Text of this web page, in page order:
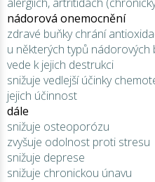
nádorová onemocnění
zdravé buňky chrání
u některých typů nádorových
vede k jejich destrukci
snižuje vedlejší účinky
jejich účinnost
dále
snižuje osteoporózu
zvyšuje odolnost proti stresu
snižuje deprese
snižuje chronickou únavu